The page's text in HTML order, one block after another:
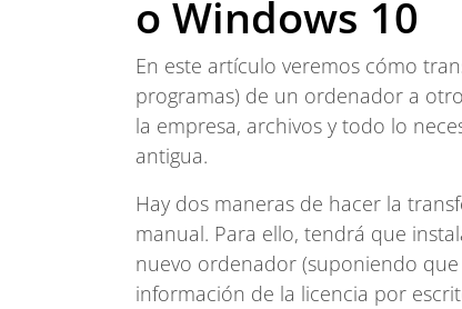
o Windows 10
En este artículo veremos cómo
programas) de un ordenador a
la empresa, archivos y todo lo
antigua.
Hay dos maneras de hacer la
manual. Para ello, tendrá que
nuevo ordenador (suponiendo
información de la licencia por